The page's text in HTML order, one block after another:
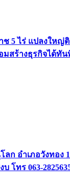
ช 5 ไร่ แปลงใหญ่
มสร้างธุรกิจได้ทัน
ก อำเภอวังทอง
โทร 063-